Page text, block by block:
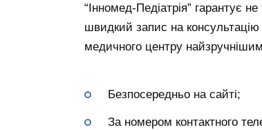
“Інномед-Педіатрія” гарантує
швидкий запис на консультацію
медичного центру
Безпосередньо на сайті;
За номером контактного